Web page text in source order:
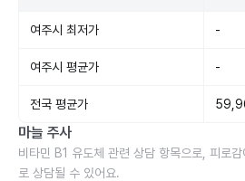
여주시 최저가 -
여주시 평균가 -
전국 평균가
마늘 주사
비타민 B1 유도체 관련 상담 항목으로, 피로
로 상담될 수 있어요.